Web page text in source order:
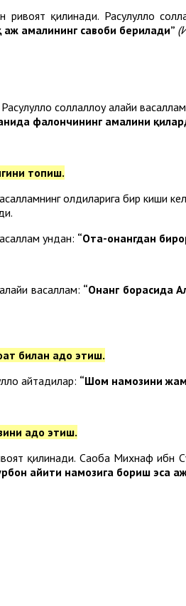
ривоят қилинади. Расулуллоҳ
ҳаж амалининг савоби берилади”
соллаллоҳу алайҳи
фалончининг амалини
топиш.
олдиларига бир киши
ундан: “Ота-онангдан
васаллам: “Онанг борасида
билан адо этиш.
айтадилар: “Шом намозини
адо этиш.
қилинади. Саҳоба Михнаф ибн
ҳайити намозига бориш эса